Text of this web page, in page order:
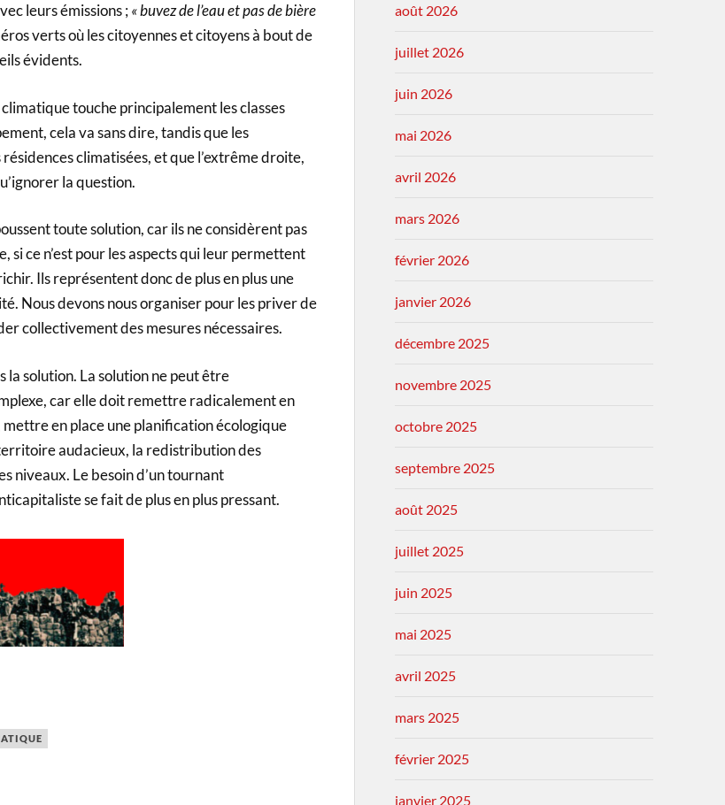
leurs émissions ;« buvez de l’eau et pas de bière
verts où les citoyennes et citoyens à bout de
évidents.
touche principalement les classes
cela va sans dire, tandis que les
climatisées, et que l’extrême droite,
la question.
toute solution, car ils ne considèrent pas
si ce n’est pour les aspects qui leur permettent
Ils représentent donc de plus en plus une
Nous devons nous organiser pour les priver de
collectivement des mesures nécessaires.
la solution. La solution ne peut être
car elle doit remettre radicalement en
en place une planification écologique
audacieux, la redistribution des
niveaux. Le besoin d’un tournant
se fait de plus en plus pressant.
août 2026
juillet 2026
juin 2026
mai 2026
avril 2026
mars 2026
février 2026
janvier 2026
décembre 2025
novembre 2025
octobre 2025
septembre 2025
août 2025
juillet 2025
juin 2025
mai 2025
avril 2025
mars 2025
février 2025
janvier 2025